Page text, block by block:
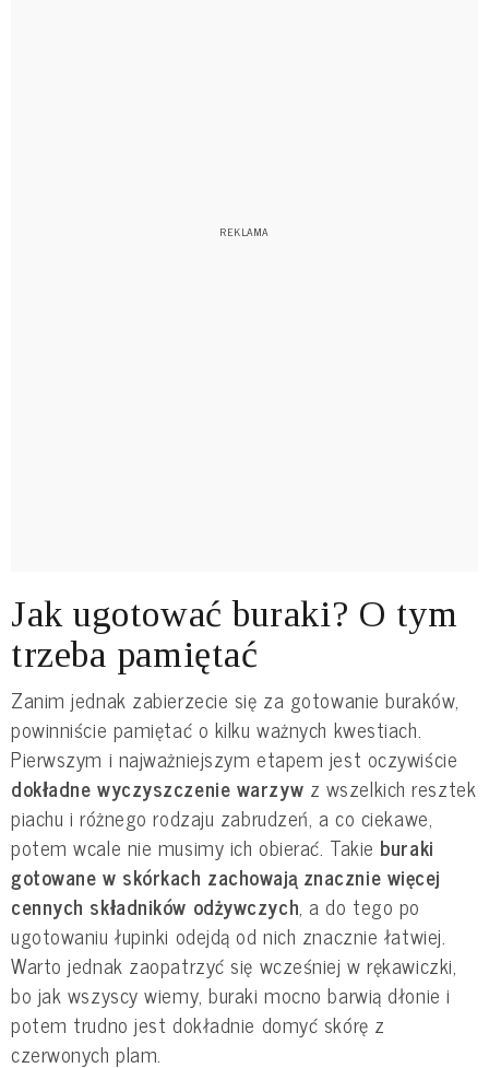
Jak ugotować buraki? O tym
trzeba pamiętać
Zanim jednak zabierzecie się za gotowanie buraków,
powinniście pamiętać o kilku ważnych kwestiach.
Pierwszym i najważniejszym etapem jest oczywiście
dokładne wyczyszczenie warzyw z wszelkich resztek
piachu i różnego rodzaju zabrudzeń, a co ciekawe,
potem wcale nie musimy ich obierać. Takie buraki
gotowane w skórkach zachowają znacznie więcej
cennych składników odżywczych, a do tego po
ugotowaniu łupinki odejdą od nich znacznie łatwiej.
Warto jednak zaopatrzyć się wcześniej w rękawiczki,
bo jak wszyscy wiemy, buraki mocno barwią dłonie i
potem trudno jest dokładnie domyć skórę z
czerwonych plam.